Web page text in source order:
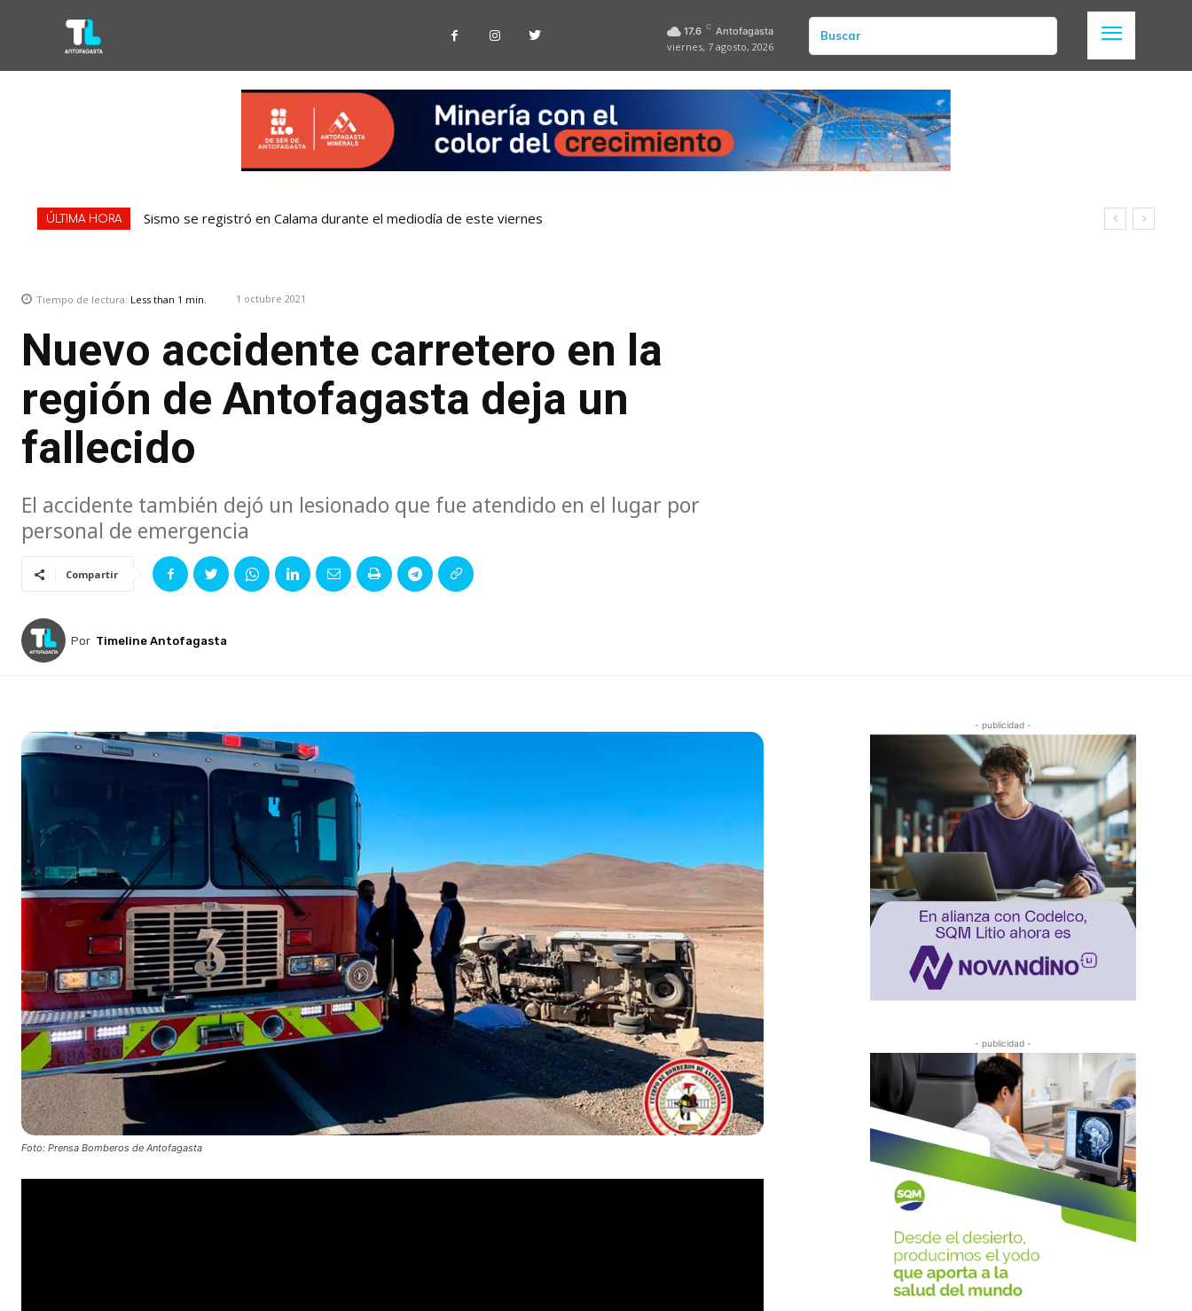
17.6 C Antofagasta
viernes, 7 agosto, 2026
Buscar
ÚLTIMA HORA Sismo se registró en Calama durante el mediodía de este viernes
Tiempo de lectura: Less than 1 min. 1 octubre 2021
Nuevo accidente carretero en la
región de Antofagasta deja un
fallecido
El accidente también dejó un lesionado que fue atendido en el lugar por
personal de emergencia
Compartir
Por Timeline Antofagasta
Foto: Prensa Bomberos de Antofagasta
- publicidad -
- publicidad -